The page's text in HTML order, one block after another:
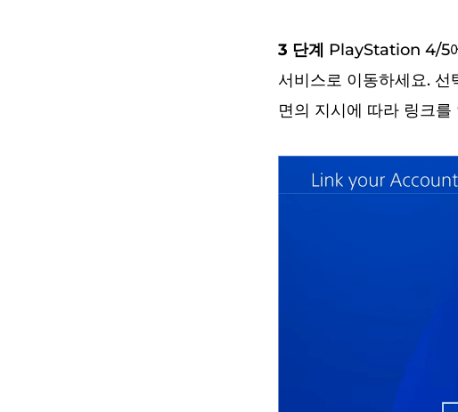
3 단계 PlayStation 4/5
서비스로 이동하세요.
면의 지시에 따라 링크